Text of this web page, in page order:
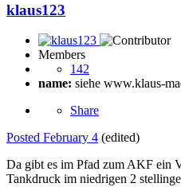
klaus123
Members
142
name: siehe www.klaus-
Share
Posted February 4 (edited)
Da gibt es im Pfad zum AKF ein
Tankdruck im niedrigen 2